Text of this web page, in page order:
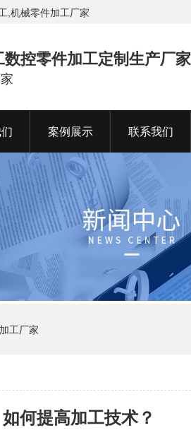
,机械零件加工厂家
控零件加工定制生产厂家
案例展示 联系我们
工厂家
何提高加工技术？